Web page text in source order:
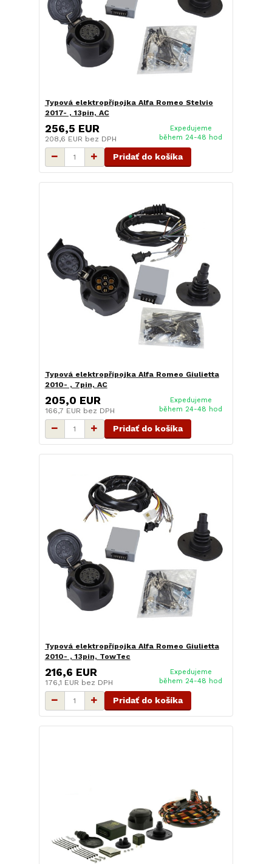
Typová elektropřípojka Alfa Romeo Stelvio
2017- , 13pin, AC
256,5 EUR
208,6 EUR bez DPH
Expedujeme
během 24-48 hod
Pridať do košíka
Typová elektropřípojka Alfa Romeo Giulietta
2010- , 7pin, AC
205,0 EUR
166,7 EUR bez DPH
Expedujeme
během 24-48 hod
Pridať do košíka
Typová elektropřípojka Alfa Romeo Giulietta
2010- , 13pin, TowTec
216,6 EUR
176,1 EUR bez DPH
Expedujeme
během 24-48 hod
Pridať do košíka